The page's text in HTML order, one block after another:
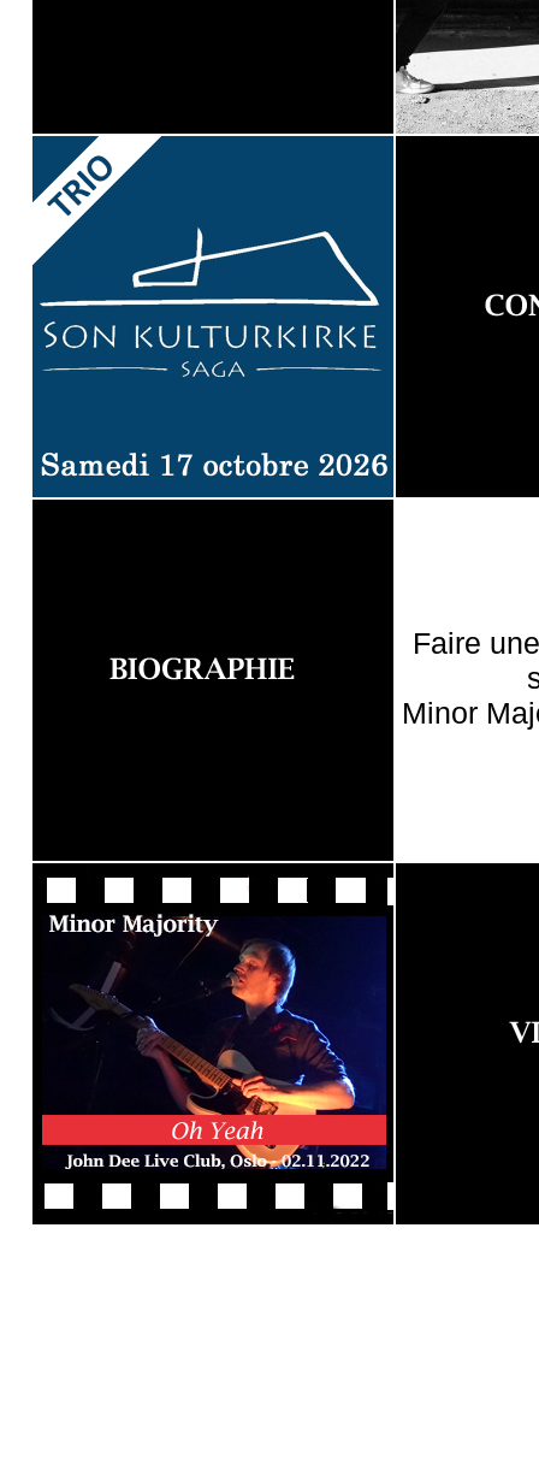
Faire
Minor